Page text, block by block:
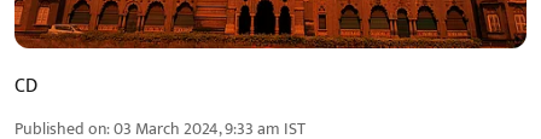
CD
Published on:03 March 2024, 9:33 am IST